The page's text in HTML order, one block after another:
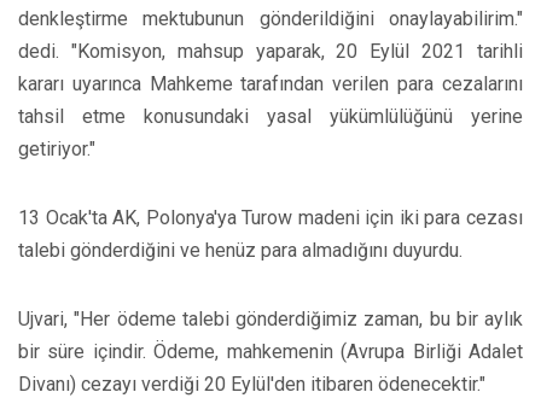
denkleştirme mektubunun gönderildiğini onaylayabilirim."
dedi. "Komisyon, mahsup yaparak, 20 Eylül 2021 tarihli
kararı uyarınca Mahkeme tarafından verilen para cezalarını
tahsil etme konusundaki yasal yükümlülüğünü yerine
getiriyor."
13 Ocak'ta AK, Polonya'ya Turow madeni için iki para cezası
talebi gönderdiğini ve henüz para almadığını duyurdu.
Ujvari, "Her ödeme talebi gönderdiğimiz zaman, bu bir aylık
bir süre içindir. Ödeme, mahkemenin (Avrupa Birliği Adalet
Divanı) cezayı verdiği 20 Eylül'den itibaren ödenecektir."